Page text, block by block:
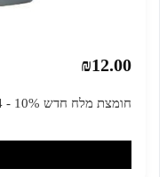
₪12.00
חומצת מלח חדש 10% - 4 ליטר * 1 יחידה